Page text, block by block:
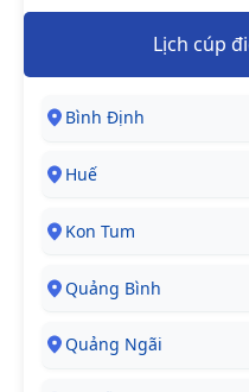
Lịch cúp
Bình Định
Huế
Kon Tum
Quảng Bình
Quảng Ngãi